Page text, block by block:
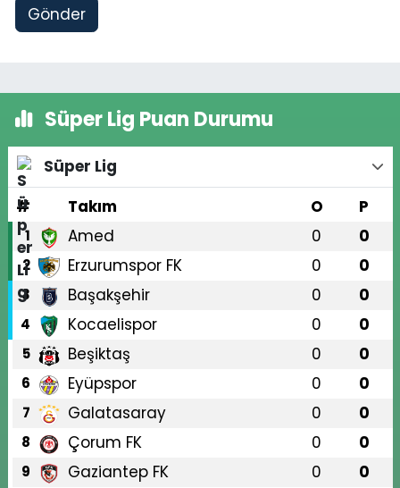
Gönder
Süper Lig Puan Durumu
Süper Lig
#
Takım O P
1 Amed 0 0
2 Erzurumspor FK 0 0
3 Başakşehir 0 0
4 Kocaelispor 0 0
5 Beşiktaş 0 0
6 Eyüpspor 0 0
7 Galatasaray 0 0
8 Çorum FK 0 0
9 Gaziantep FK 0 0